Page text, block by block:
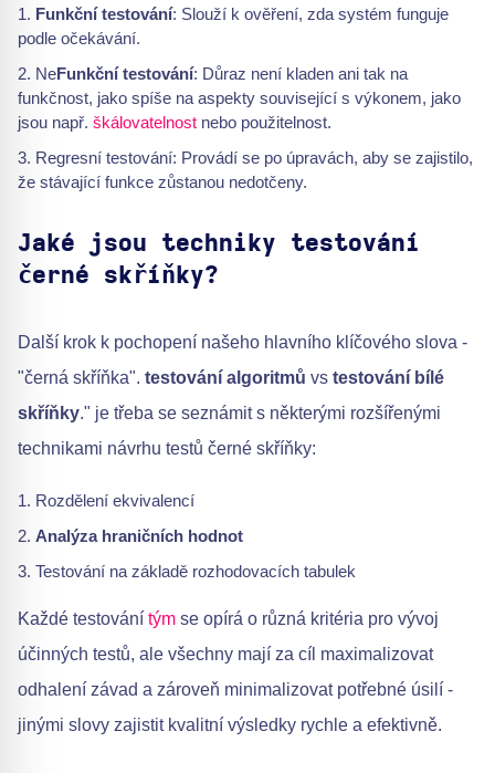
Funkční testování: Slouží k ověření, zda systém funguje
podle očekávání.
NeFunkční testování: Důraz není kladen ani tak na
funkčnost, jako spíše na aspekty související s výkonem, jako
jsou např. škálovatelnost nebo použitelnost.
Regresní testování: Provádí se po úpravách, aby se zajistilo,
že stávající funkce zůstanou nedotčeny.
Jaké jsou techniky testování
černé skříňky?
Další krok k pochopení našeho hlavního klíčového slova -
"černá skříňka". testování algoritmů vs testování bílé
skříňky." je třeba se seznámit s některými rozšířenými
technikami návrhu testů černé skříňky:
Rozdělení ekvivalencí
Analýza hraničních hodnot
Testování na základě rozhodovacích tabulek
Každé testování tým se opírá o různá kritéria pro vývoj
účinných testů, ale všechny mají za cíl maximalizovat
odhalení závad a zároveň minimalizovat potřebné úsilí -
jinými slovy zajistit kvalitní výsledky rychle a efektivně.